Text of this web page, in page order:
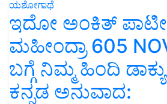
ಯಶೋಗಾಥೆ
ಇದೋ ಅಂಕಿತ್
ಮಹೀಂದ್ರಾ 605
ಬಗ್ಗೆ ನಿಮ್ಮ ಹಿಂದಿ
ಕನ್ನಡ ಅನುವಾದ: